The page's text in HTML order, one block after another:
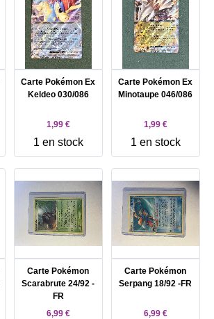
Carte Pokémon Ex
Keldeo 030/086
1,99 €
1 en stock
Carte Pokémon Ex
Minotaupe 046/086
1,99 €
1 en stock
Carte Pokémon
Scarabrute 24/92 -
FR
6,99 €
Carte Pokémon
Serpang 18/92 -FR
6,99 €